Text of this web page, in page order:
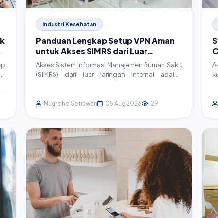
Industri Kesehatan
Panduan Lengkap Setup VPN Aman
untuk Akses SIMRS dari Luar
Jaringan RS
Akses Sistem Informasi Manajemen Rumah Sakit
(SIMRS) dari luar jaringan internal adalah
membangun Virtual Private Network (VPN) yang
keamanan data pasien.
Nugroho Setiawan 05 Aug 2026 29